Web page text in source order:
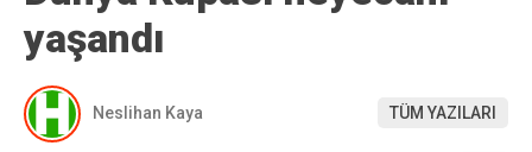
yaşandı
Neslihan Kaya TÜM YAZILARI